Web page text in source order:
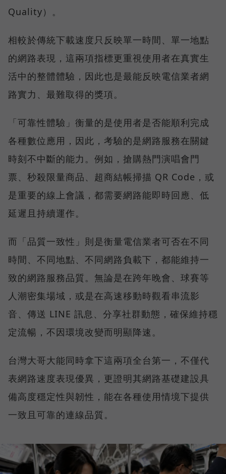
Quality）。
相較於傳統下載速度只反映單一時間、單一地點
的網路表現，這兩項指標更重視使用者在真實生
活中的整體體驗，因此也是最能反映電信業者網
路實力、最難取得的獎項。
「可靠性體驗」衡量的是使用者是否能順利完成
各種數位應用，因此，考驗的是網路服務在關鍵
時刻不中斷的能力。例如，搶購熱門演唱會門
票、秒殺限量商品、超商結帳掃描 QR Code，或
是重要的線上會議，都需要網路能即時回應、低
延遲且持續運作。
而「品質一致性」則是衡量電信業者可否在不同
時間、不同地點、不同網路負載下，都能維持一
致的網路服務品質。無論是在跨年晚會、球賽等
人潮密集場域，或是在高速移動時觀看串流影
音、傳送 LINE 訊息、分享社群動態，確保維持穩
定流暢，不因環境改變而明顯降速。
台灣大哥大能同時拿下這兩項全台第一，不僅代
表網路速度表現優異，更證明其網路基礎建設具
備高度穩定性與韌性，能在各種使用情境下提供
一致且可靠的連線品質。